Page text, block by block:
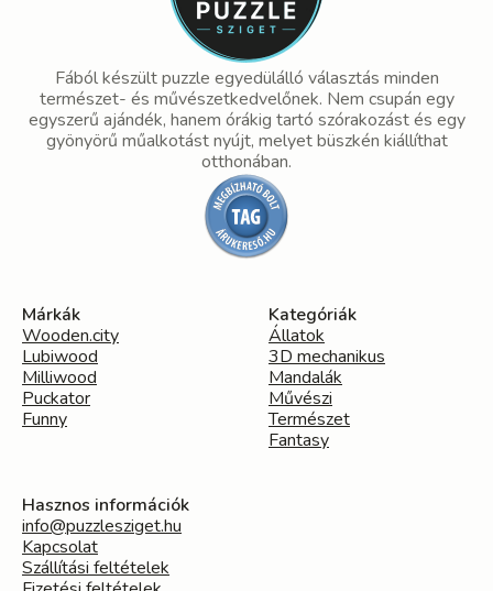
Fából készült puzzle egyedülálló választás minden
természet- és művészetkedvelőnek. Nem csupán egy
egyszerű ajándék, hanem órákig tartó szórakozást és egy
gyönyörű műalkotást nyújt, melyet büszkén kiállíthat
otthonában.
Márkák
Wooden.city
Lubiwood
Milliwood
Puckator
Funny
Kategóriák
Állatok
3D mechanikus
Mandalák
Művészi
Természet
Fantasy
Hasznos információk
info@puzzlesziget.hu
Kapcsolat
Szállítási feltételek